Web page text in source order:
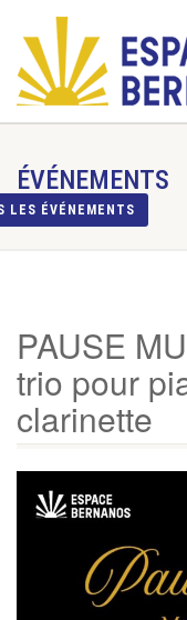
ÉVÉNEMENTS
LES ÉVÉNEMENTS
PAUSE
trio pour
clarinette